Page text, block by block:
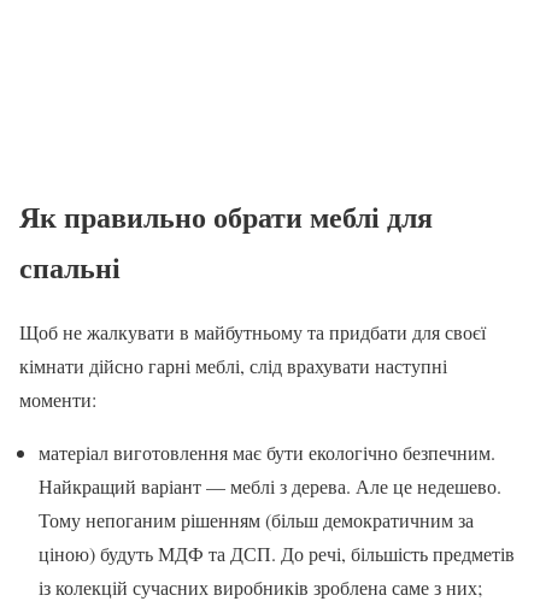
Як правильно обрати меблі для
спальні
Щоб не жалкувати в майбутньому та придбати для своєї
кімнати дійсно гарні меблі, слід врахувати наступні
моменти:
матеріал виготовлення має бути екологічно безпечним.
Найкращий варіант — меблі з дерева. Але це недешево.
Тому непоганим рішенням (більш демократичним за
ціною) будуть МДФ та ДСП. До речі, більшість предметів
із колекцій сучасних виробників зроблена саме з них;